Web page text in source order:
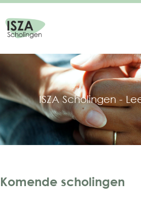
ISZA Scholingen -
Komende scholingen